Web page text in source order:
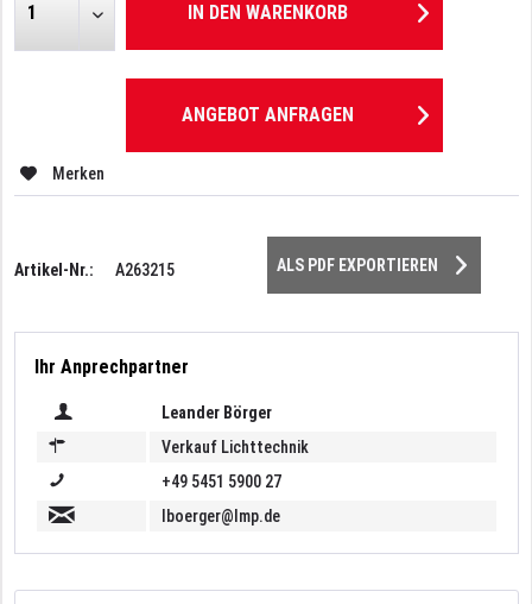
IN DEN WARENKORB
ANGEBOT ANFRAGEN
Merken
Artikel-Nr.: A263215 ALS PDF EXPORTIEREN
Ihr Anprechpartner
Leander Börger
Verkauf Lichttechnik
+49 5451 5900 27
lboerger@lmp.de